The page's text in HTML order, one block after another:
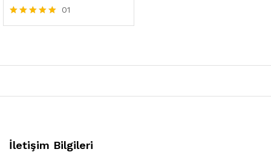
5 üzerinden
01
İletişim Bilgileri